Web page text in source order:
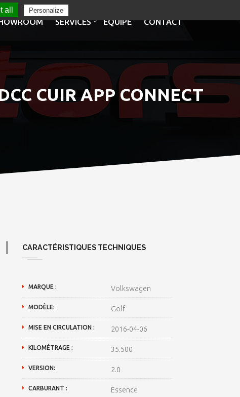
SERVICES EQUIPE CONTACT
CUIR APP CONNECT
CARACTÉRISTIQUES TECHNIQUES
MARQUE : Volkswagen
MODÈLE: Golf
MISE EN CIRCULATION : 2016-04-06
KILOMÉTRAGE : 35.500
VERSION: 2.0
CARBURANT : Essence
Personalize